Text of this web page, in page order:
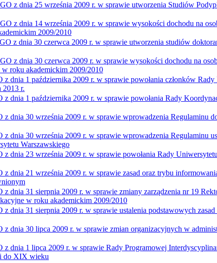
dnia 25 września 2009 r. w sprawie utworzenia Studiów
14 września 2009 r. w sprawie wysokości dochodu na
2009/2010
dnia 30 czerwca 2009 r. w sprawie utworzenia studiów
30 czerwca 2009 r. w sprawie wysokości dochodu na
roku akademickim 2009/2010
1 października 2009 r. w sprawie powołania członków Rady
2013 r.
1 października 2009 r. w sprawie powołania Rady
30 września 2009 r. w sprawie wprowadzenia Regulaminu
30 września 2009 r. w sprawie wprowadzenia Regulaminu
Warszawskiego
23 września 2009 r. w sprawie powołania Rady
21 września 2009 r. w sprawie zasad oraz trybu
31 sierpnia 2009 r. w sprawie zmiany zarządzenia nr 19
w roku akademickim 2009/2010
31 sierpnia 2009 r. w sprawie ustalenia podstawowych zasad
30 lipca 2009 r. w sprawie zmian organizacyjnych w
1 lipca 2009 r. w sprawie Rady Programowej
do XIX wieku